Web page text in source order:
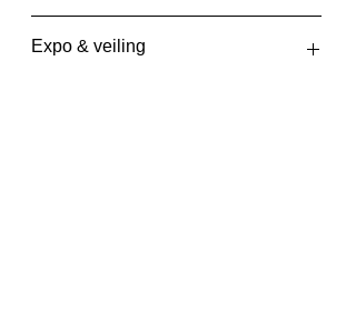
midden van de maand, in één partij
geprint & verzonden. Je ontvangt
Barcelona, 2017
Expo & veiling